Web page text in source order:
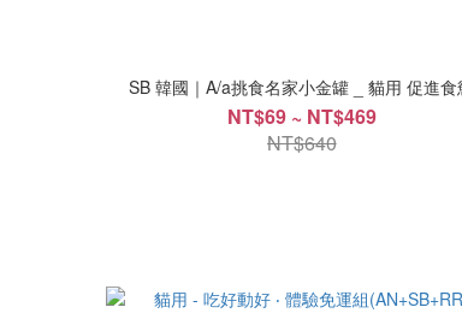
SB 韓國｜A/a挑食名家小金罐 _ 貓
NT$69 ~ NT$469
NT$640